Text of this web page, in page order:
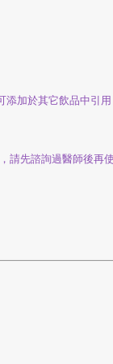
添加於其它飲品中引用
請先諮詢過醫師後再